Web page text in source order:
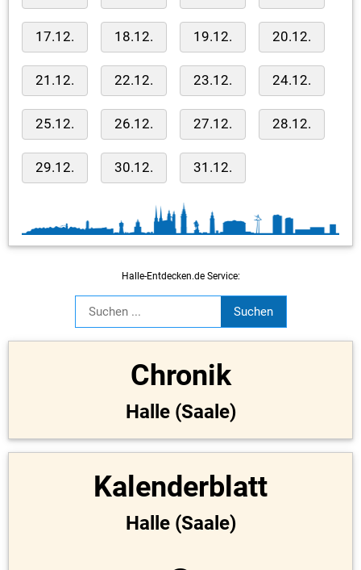
17.12. 18.12. 19.12. 20.12.
21.12. 22.12. 23.12. 24.12.
25.12. 26.12. 27.12. 28.12.
29.12. 30.12. 31.12.
Halle-Entdecken.de Service:
Chronik
Halle (Saale)
Kalenderblatt
Halle (Saale)